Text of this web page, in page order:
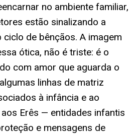
no ambiente familiar,
estão sinalizando a
de bênçãos. A imagem
ótica, não é triste: é o
com amor que aguarda o
linhas de matriz
à infância e ao
Erês — entidades infantis
e mensagens de